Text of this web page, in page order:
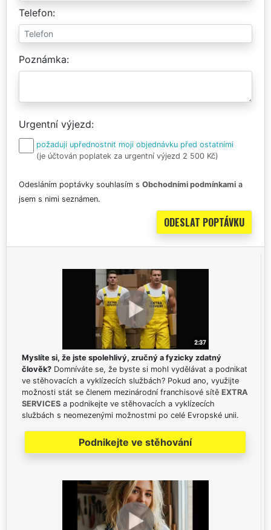
Telefon
Poznámka
Urgentní výjezd
požaduji upřednostnit moji objednávku před ostatními
(je účtován poplatek za urgentní výjezd 2 500 Kč)
Odesláním poptávky souhlasím s Obchodními podmínkami a
jsem s nimi seznámen.
Myslíte si, že jste spolehlivý, zručný a fyzicky zdatný
člověk? Domníváte se, že byste si mohl vydělávat a podnikat
ve stěhovacích a vyklízecích službách? Pokud ano, využijte
možnosti stát se členem mezinárodní franchisové sítě EXTRA
SERVICES a podnikejte ve stěhovacích a vyklízecích
službách s neomezenými možnostmi po celé Evropské unii.
Podnikejte ve stěhování